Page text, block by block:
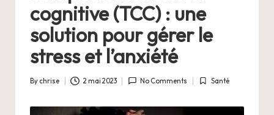
r
e
.
n
cognitive (TCC) : une
solution pour gérer le
stress et l’anxiété
Posted
By chrise 2 mai 2023 No Comments
Posted
Santé